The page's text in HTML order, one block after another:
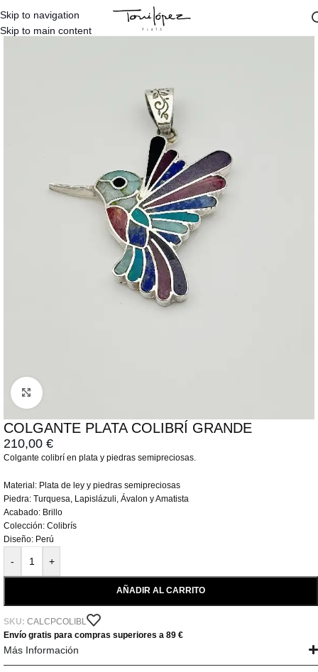
Skip to navigation
Skip to main content
Inicio Colgantes Tienda
Click to enlarge
COLGANTE PLATA COLIBRÍ GRANDE
210,00 €
Colgante colibrí en plata y piedras semipreciosas.
Material: Plata de ley y piedras semipreciosas
Piedra: Turquesa, Lapislázuli, Ávalon y Amatista
Acabado: Brillo
Colección: Colibrís
Diseño: Perú
- +
AÑADIR AL CARRITO
SKU: CALCPCOLIBL
Envío gratis para compras superiores a 89 €
Más Información